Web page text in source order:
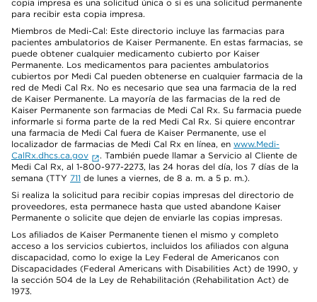
copia impresa es una solicitud única o si es una solicitud permanente
para recibir esta copia impresa.
Miembros de Medi-Cal: Este directorio incluye las farmacias para
pacientes ambulatorios de Kaiser Permanente. En estas farmacias, se
puede obtener cualquier medicamento cubierto por Kaiser
Permanente. Los medicamentos para pacientes ambulatorios
cubiertos por Medi Cal pueden obtenerse en cualquier farmacia de la
red de Medi Cal Rx. No es necesario que sea una farmacia de la red
de Kaiser Permanente. La mayoría de las farmacias de la red de
Kaiser Permanente son farmacias de Medi Cal Rx. Su farmacia puede
informarle si forma parte de la red Medi Cal Rx. Si quiere encontrar
una farmacia de Medi Cal fuera de Kaiser Permanente, use el
localizador de farmacias de Medi Cal Rx en línea, en www.Medi-
CalRx.dhcs.ca.gov
. También puede llamar a Servicio al Cliente de
Medi Cal Rx, al 1-800-977-2273, las 24 horas del día, los 7 días de la
semana (TTY 711 de lunes a viernes, de 8 a. m. a 5 p. m.).
Si realiza la solicitud para recibir copias impresas del directorio de
proveedores, esta permanece hasta que usted abandone Kaiser
Permanente o solicite que dejen de enviarle las copias impresas.
Los afiliados de Kaiser Permanente tienen el mismo y completo
acceso a los servicios cubiertos, incluidos los afiliados con alguna
discapacidad, como lo exige la Ley Federal de Americanos con
Discapacidades (Federal Americans with Disabilities Act) de 1990, y
la sección 504 de la Ley de Rehabilitación (Rehabilitation Act) de
1973.